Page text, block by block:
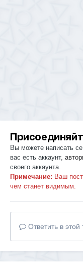
Вы можете написать
вас есть аккаунт,
своего аккаунта.
Примечание: Ваш
чем станет видимым.
Ответить в этой